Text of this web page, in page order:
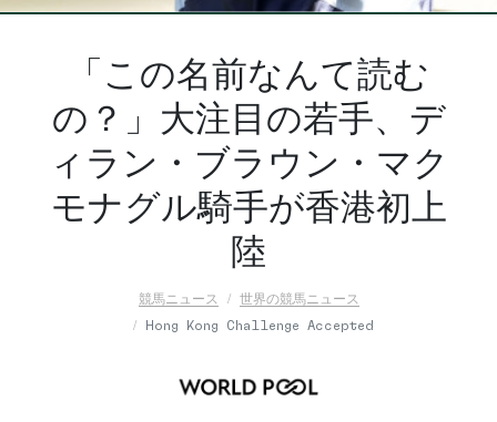
「この名前なんて読む
の？」大注目の若手、デ
ィラン・ブラウン・マク
モナグル騎手が香港初上
陸
競馬ニュース
世界の競馬ニュース
Hong Kong Challenge Accepted